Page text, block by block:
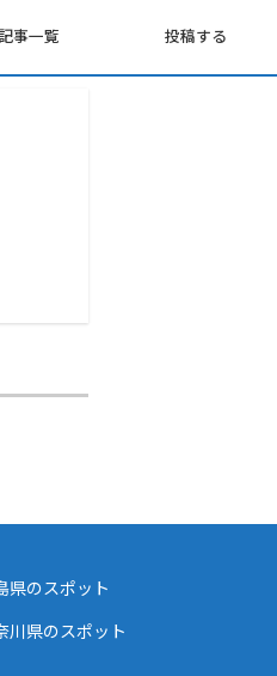
事一覧 投稿する
県のスポット
川県のスポット